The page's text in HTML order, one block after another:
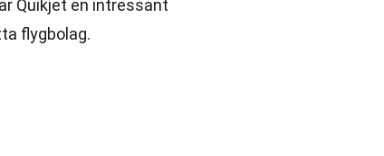
Quikjet en intressant
flygbolag.